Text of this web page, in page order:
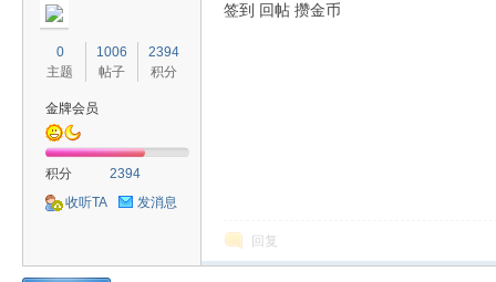
0
主题
1006
帖子
2394
积分
金牌会员
积分
2394
收听TA
发消息
签到 回帖 攒金币
回复